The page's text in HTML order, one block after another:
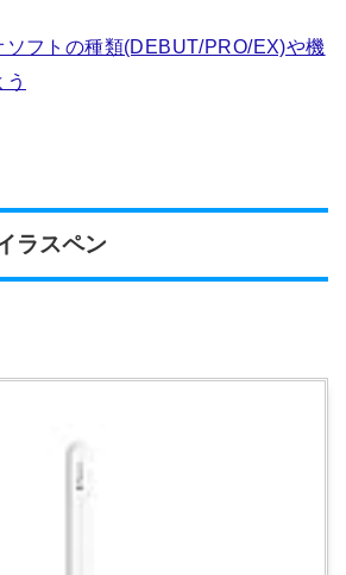
フトの種類(DEBUT/PRO/EX)や機
ラスペン